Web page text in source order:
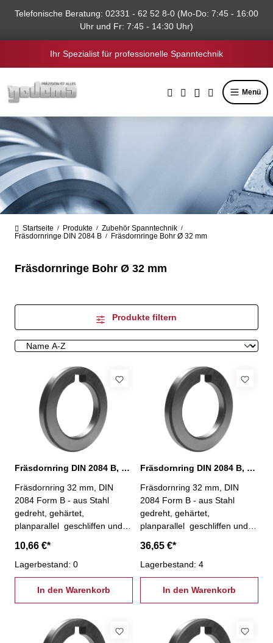
springen
Telefonische Beratung: 02331 - 62 52 8-0 (Mo-Do: 7:45 - 16:00
Uhr und Fr: 7:45 - 14:30 Uhr)
Ihr Spezialist für professionelle Spanntechnik
Menü
Startseite / Produkte / Zubehör Spanntechnik /
Fräsdornringe DIN 2084 B / Fräsdornringe Bohr Ø 32 mm
Fräsdornringe Bohr Ø 32 mm
Produkte filtern
Fräsdornring DIN 2084 B, Ø 32 x 10 mm
Fräsdornring 32 mm, DIN
2084 Form B - aus Stahl
gedreht, gehärtet,
planparallel geschliffen und
Außen-Ø: 47 mmStärke: 10
mm
10,66 €*
Lagerbestand: 0
In den Warenkorb
Fräsdornring DIN 2084 B, Ø 32 x 100 mm
Fräsdornring 32 mm, DIN
2084 Form B - aus Stahl
gedreht, gehärtet,
planparallel geschliffen und
Außen-Ø: 47 mmStärke: 100
mm
36,65 €*
Lagerbestand: 4
In den Warenkorb